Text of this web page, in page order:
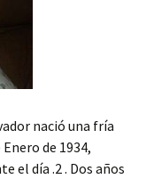
nació una fría
de 1934,
el día .2 . Dos años